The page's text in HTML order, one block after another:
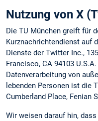
Nutzung von X
Die TU München greift für
Kurznachrichtendienst auf
Dienste der Twitter Inc.,
Francisco, CA 94103
Datenverarbeitung von
lebenden Personen ist die
Cumberland Place, Fenian
Wir weisen darauf hin,